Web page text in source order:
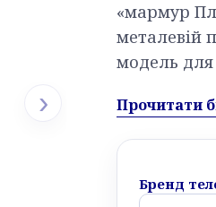
›
«мармур
металевій
модель для
Прочитати
Бренд